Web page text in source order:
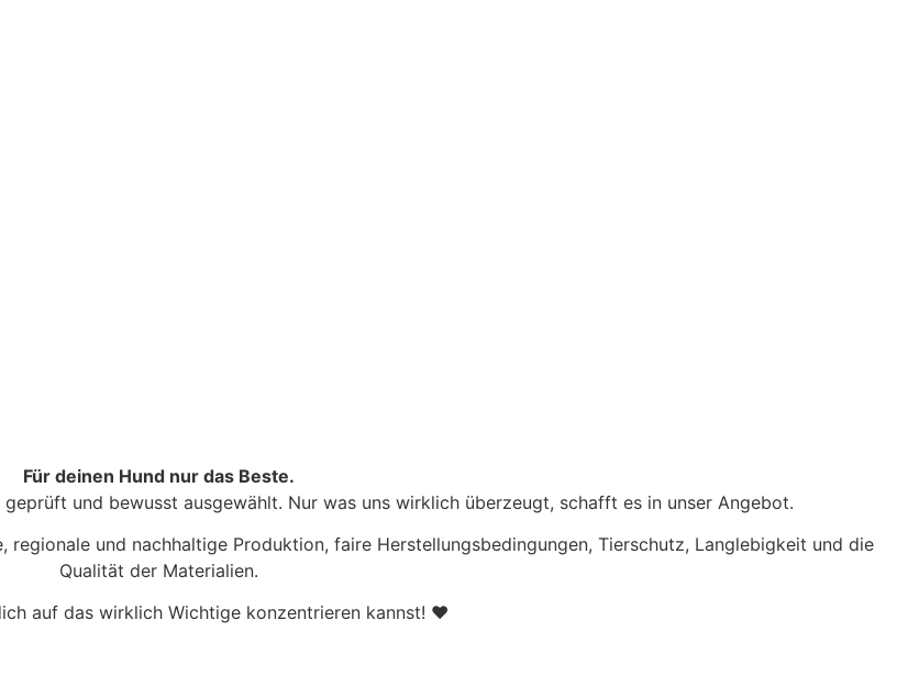
Für deinen Hund nur das Beste.
und bewusst ausgewählt. Nur was uns wirklich überzeugt, schafft es in unser Angebot.
und nachhaltige Produktion, faire Herstellungsbedingungen, Tierschutz, Langlebigkeit und die
Qualität der Materialien.
auf das wirklich Wichtige konzentrieren kannst! ♥